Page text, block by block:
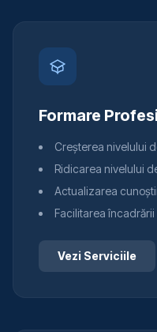
Formare
Creșterea nivelului
Ridicarea nivelului
Actualizarea
Facilitarea
Vezi Serviciile